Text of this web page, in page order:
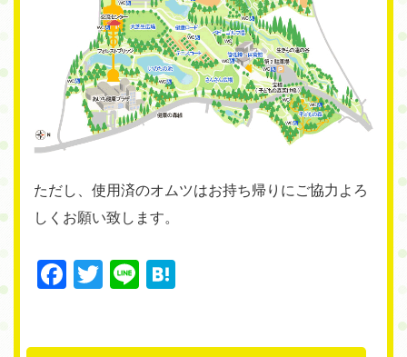
ただし、使用済のオムツはお持ち帰りにご協力よろ
しくお願い致します。
Facebook
Twitter
Line